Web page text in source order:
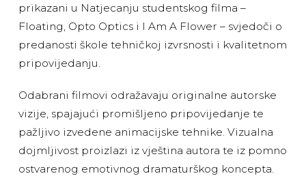
prikazani u Natjecanju studentskog filma –
Floating, Opto Optics i I Am A Flower – svjedoči o
predanosti škole tehničkoj izvrsnosti i kvalitetnom
pripovijedanju.
Odabrani filmovi odražavaju originalne autorske
vizije, spajajući promišljeno pripovijedanje te
pažljivo izvedene animacijske tehnike. Vizualna
dojmljivost proizlazi iz vještina autora te iz pomno
ostvarenog emotivnog dramaturškog koncepta.